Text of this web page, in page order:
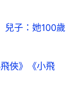
兒子：她100歲
俠》《小飛